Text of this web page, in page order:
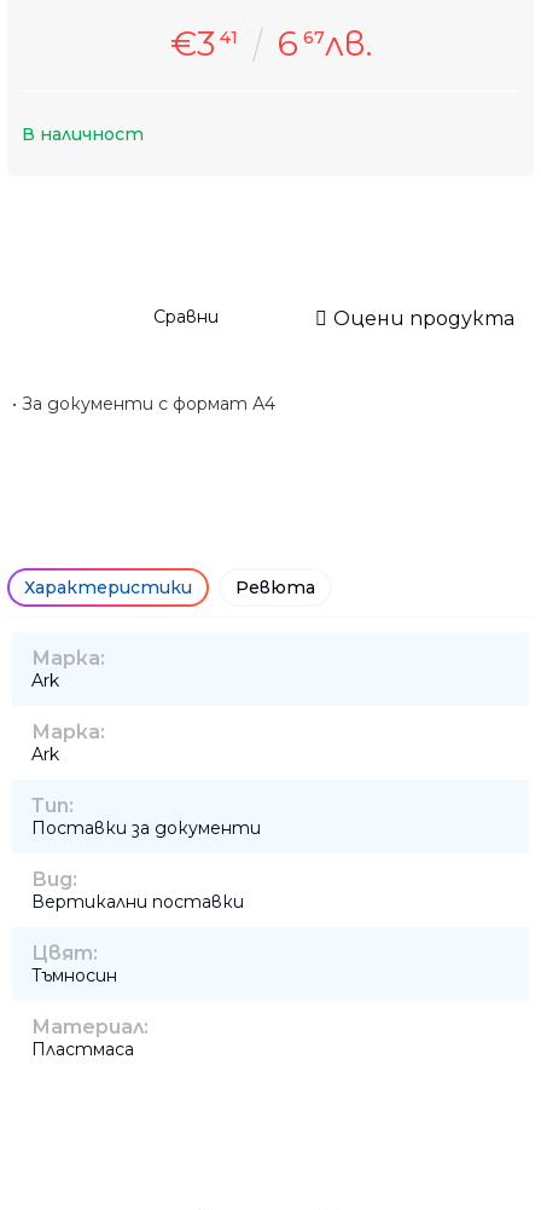
€3 41 6 67лв.
В наличност
Сравни Оцени продукта
• За документи с формат А4
Характеристики Ревюта
Марка:
Ark
Марка:
Ark
Тип:
Поставки за документи
Вид:
Вертикални поставки
Цвят:
Тъмносин
Материал:
Пластмаса